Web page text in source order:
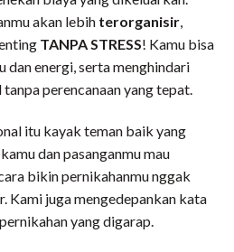
akan lebih terorganisir,
TANPA STRESS! Kamu bisa
dan energi, serta menghindari
perencanaan yang tepat.
itu kayak teman baik yang
dan pasanganmu mau
bikin pernikahanmu nggak
Kami juga mengedepankan kata
yang digarap.